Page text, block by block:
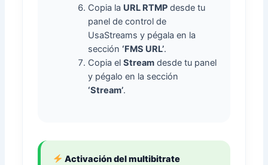
Copia la URL RTMP desde tu
panel de control de
UsaStreams y pégala en la
sección‘FMS URL’.
Copia elStream desde tu panel
y pégalo en la sección
‘Stream’.
Activación del multibitrate